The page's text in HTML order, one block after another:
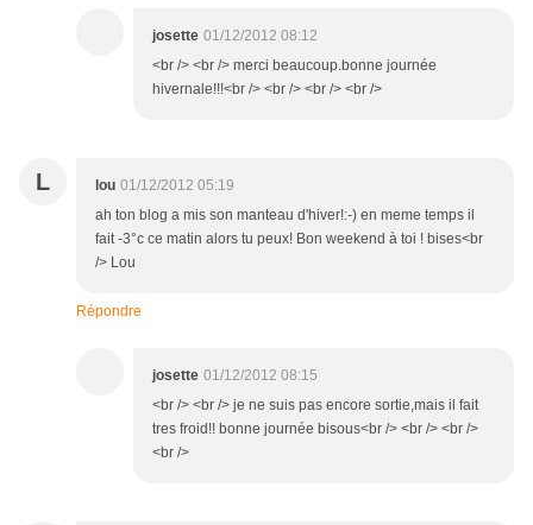
josette 01/12/2012 08:12
<br /> <br /> merci beaucoup.bonne journée
hivernale!!!<br /> <br /> <br /> <br />
L lou 01/12/2012 05:19
ah ton blog a mis son manteau d'hiver!:-) en meme temps il
fait -3°c ce matin alors tu peux! Bon weekend à toi ! bises<br
/> Lou
Répondre
josette 01/12/2012 08:15
<br /> <br /> je ne suis pas encore sortie,mais il fait
tres froid!! bonne journée bisous<br /> <br /> <br />
<br />